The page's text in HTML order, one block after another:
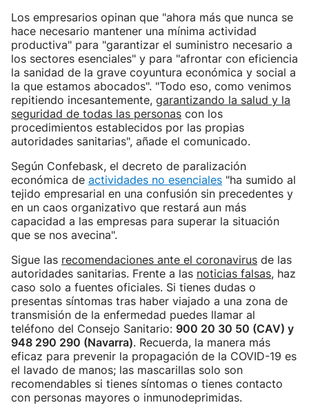
Los empresarios opinan que "ahora más que nunca se
hace necesario mantener una mínima actividad
productiva" para "garantizar el suministro necesario a
los sectores esenciales" y para "afrontar con eficiencia
la sanidad de la grave coyuntura económica y social a
la que estamos abocados". "Todo eso, como venimos
repitiendo incesantemente, garantizando la salud y la
seguridad de todas las personas con los
procedimientos establecidos por las propias
autoridades sanitarias", añade el comunicado.
Según Confebask, el decreto de paralización
económica de actividades no esenciales "ha sumido al
tejido empresarial en una confusión sin precedentes y
en un caos organizativo que restará aun más
capacidad a las empresas para superar la situación
que se nos avecina".
Sigue las recomendaciones ante el coronavirus de las
autoridades sanitarias. Frente a las noticias falsas, haz
caso solo a fuentes oficiales. Si tienes dudas o
presentas síntomas tras haber viajado a una zona de
transmisión de la enfermedad puedes llamar al
teléfono del Consejo Sanitario: 900 20 30 50 (CAV) y
948 290 290 (Navarra). Recuerda, la manera más
eficaz para prevenir la propagación de la COVID-19 es
el lavado de manos; las mascarillas solo son
recomendables si tienes síntomas o tienes contacto
con personas mayores o inmunodeprimidas.